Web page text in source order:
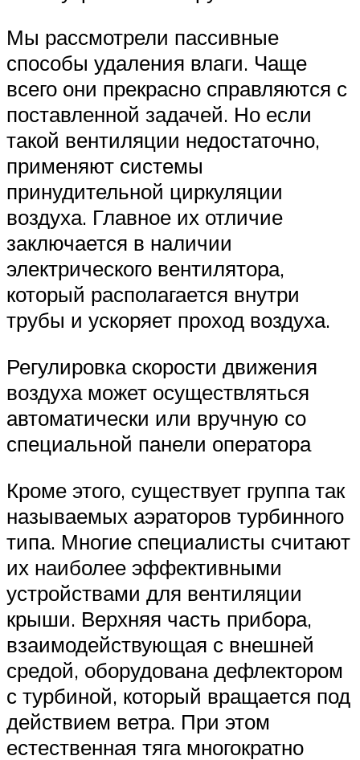
Мы рассмотрели пассивные
способы удаления влаги. Чаще
всего они прекрасно справляются с
поставленной задачей. Но если
такой вентиляции недостаточно,
применяют системы
принудительной циркуляции
воздуха. Главное их отличие
заключается в наличии
электрического вентилятора,
который располагается внутри
трубы и ускоряет проход воздуха.
Регулировка скорости движения
воздуха может осуществляться
автоматически или вручную со
специальной панели оператора
Кроме этого, существует группа так
называемых аэраторов турбинного
типа. Многие специалисты считают
их наиболее эффективными
устройствами для вентиляции
крыши. Верхняя часть прибора,
взаимодействующая с внешней
средой, оборудована дефлектором
с турбиной, который вращается под
действием ветра. При этом
естественная тяга многократно